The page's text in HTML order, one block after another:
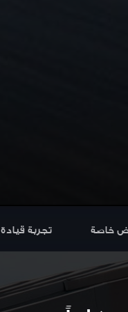
خاصة تجربة قيادة